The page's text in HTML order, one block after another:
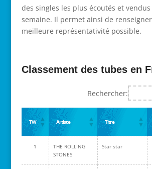
des singles les plus écoutés et
semaine. Il permet ainsi de
meilleure représentativité possible.
Classement des tubes en
Rechercher:
TW Artiste Titre
1
THE ROLLING
STONES
Star star